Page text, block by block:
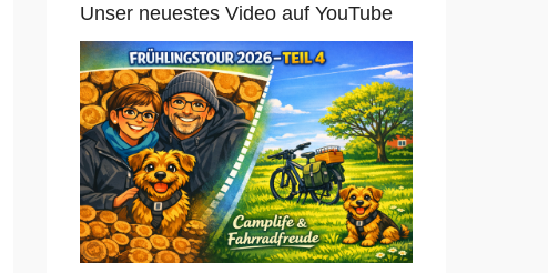
Unser neuestes Video auf YouTube